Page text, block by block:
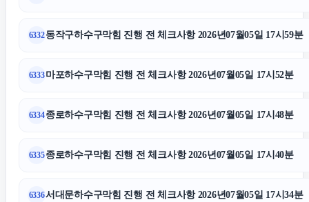
광고대행사
용인학교폭력변호사
구로하수구막힘
수원학교폭력변호사
6332동작구하수구막힘 진행 전 체크사항 2026년07월05일 17시59분
6333마포하수구막힘 진행 전 체크사항 2026년07월05일 17시52분
6334종로하수구막힘 진행 전 체크사항 2026년07월05일 17시48분
6335종로하수구막힘 진행 전 체크사항 2026년07월05일 17시40분
6336서대문하수구막힘 진행 전 체크사항 2026년07월05일 17시34분